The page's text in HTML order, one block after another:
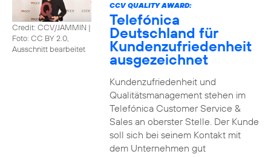
Credit: CCV/JAMMIN |
Foto: CC BY 2.0,
Ausschnitt bearbeitet
CCV QUALITY AWARD:
Telefónica
Deutschland für
Kundenzufriedenheit
ausgezeichnet
Kundenzufriedenheit und
Qualitätsmanagement stehen im
Telefónica Customer Service &
Sales an oberster Stelle. Der Kunde
soll sich bei seinem Kontakt mit
dem Unternehmen gut